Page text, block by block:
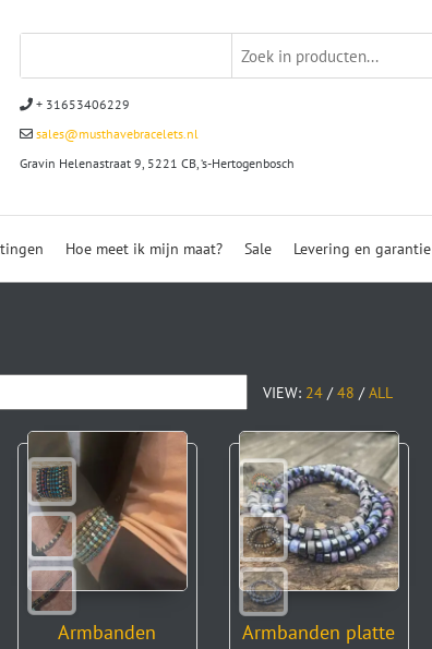
+ 31653406229
sales@musthavebracelets.nl
Gravin Helenastraat 9, 5221 CB, ‘s-Hertogenbosch
Hoe meet ik mijn maat? Sale Levering en garantie
VIEW: 24 / 48 / ALL
Armbanden
Armbanden platte